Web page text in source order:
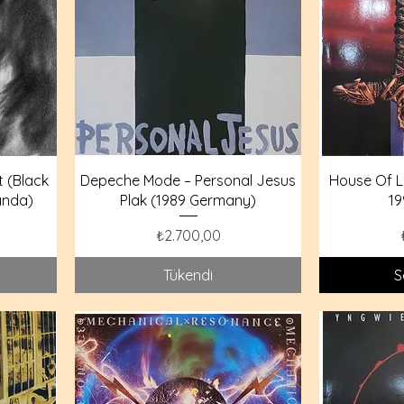
(Black
Depeche Mode – Personal Jesus
Plak (1989 Germany)
Fiyat
₺2.700,00
Tükendi
House Of